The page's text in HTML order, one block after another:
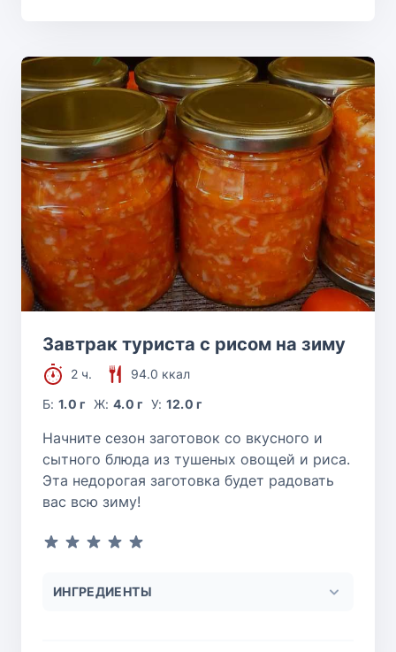
Завтрак туриста с рисом на зиму
2 ч.
94.0 ккал
Б:1.0 г Ж: 4.0 г У: 12.0 г
Начните сезон заготовок со вкусного и
сытного блюда из тушеных овощей и риса.
Эта недорогая заготовка будет радовать
вас всю зиму!
ИНГРЕДИЕНТЫ